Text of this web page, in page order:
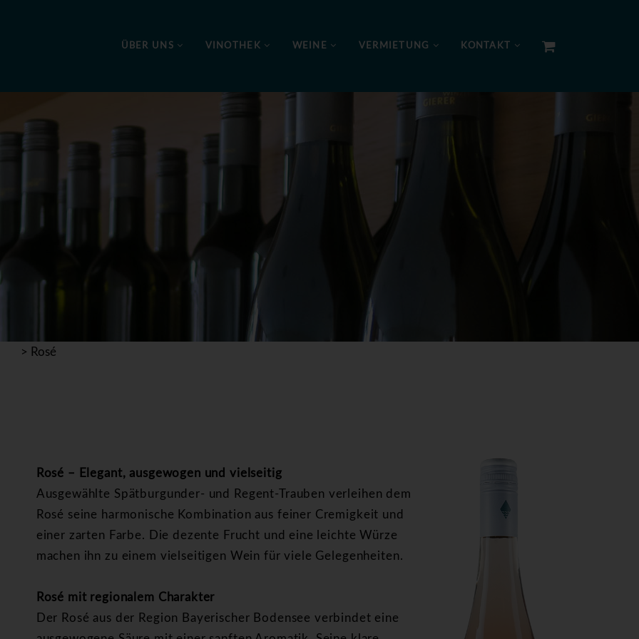
ÜBER UNS VINOTHEK WEINE VERMIETUNG KONTAKT
> Rosé
Rosé – Elegant, ausgewogen und vielseitig
Ausgewählte Spätburgunder- und Regent-Trauben verleihen dem
Rosé seine harmonische Kombination aus feiner Cremigkeit und
einer zarten Farbe. Die dezente Frucht und eine leichte Würze
machen ihn zu einem vielseitigen Wein für viele Gelegenheiten.
Rosé mit regionalem Charakter
Der Rosé aus der Region Bayerischer Bodensee verbindet eine